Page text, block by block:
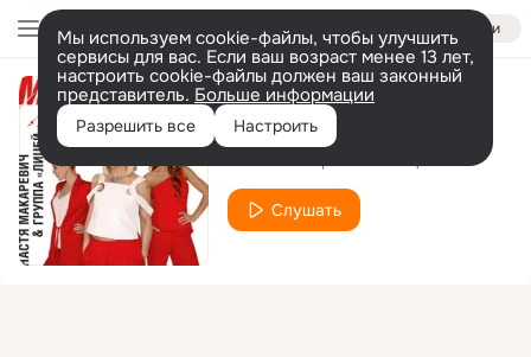
Войти
Мы используем cookie-файлы, чтобы улучшить
сервисы для вас. Если ваш возраст менее 13 лет,
настроить cookie-файлы должен ваш законный
представитель. Больше информации
Разрешить все Настроить
Ты будешь с ним
Слушать